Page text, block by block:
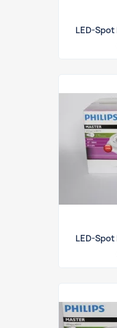
LED-Spot
LED-Spot